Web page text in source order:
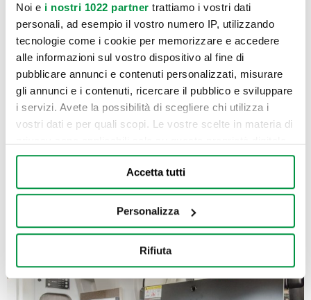
Noi e i nostri 1022 partner trattiamo i vostri dati
personali, ad esempio il vostro numero IP, utilizzando
tecnologie come i cookie per memorizzare e accedere
alle informazioni sul vostro dispositivo al fine di
pubblicare annunci e contenuti personalizzati, misurare
gli annunci e i contenuti, ricercare il pubblico e sviluppare
i servizi. Avete la possibilità di scegliere chi utilizza i
vostri dati e per quali scopi. Le vostre scelte in materia di
in cui avete effettuato le vostre scelte. È possibile
modificare o revocare il proprio consenso in qualsiasi
momento dalla Dichiarazione sui cookie o facendo clic
sull'icona di attivazione della privacy.
geografica, con un'approssimazione di qualche
metro,
Accetta tutti
Personalizza
Rifiuta